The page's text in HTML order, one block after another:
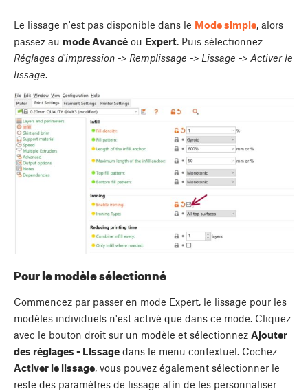
Le lissage n'est pas disponible dans le Mode simple, alors
passez au mode Avancé ou Expert. Puis sélectionnez
Réglages d'impression -> Remplissage -> Lissage -> Activer le
lissage.
Pour le modèle sélectionné
Commencez par passer en mode Expert, le lissage pour les
modèles individuels n'est activé que dans ce mode. Cliquez
avec le bouton droit sur un modèle et sélectionnez Ajouter
des réglages - LIssage dans le menu contextuel. Cochez
Activer le lissage , vous pouvez également sélectionner le
reste des paramètres de lissage afin de les personnaliser